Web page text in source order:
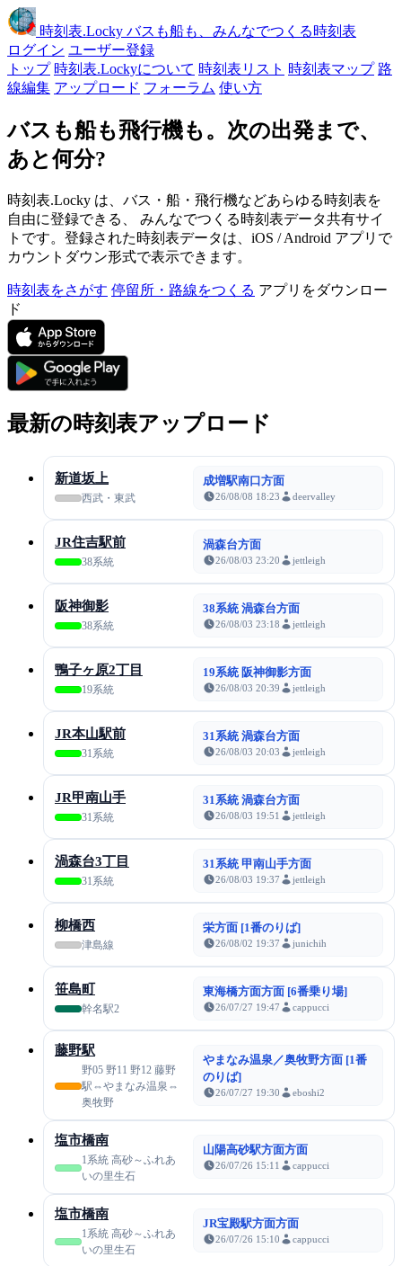
時刻表.Locky バスも船も、みんなでつくる時刻表
ログイン ユーザー登録
トップ 時刻表.Lockyについて 時刻表リスト 時刻表マップ 路
線編集 アップロード フォーラム 使い方
バスも船も飛行機も。次の出発まで、
あと何分?
時刻表.Locky は、バス・船・飛行機などあらゆる時刻表を
自由に登録できる、 みんなでつくる時刻表データ共有サイ
トです。登録された時刻表データは、iOS / Android アプリで
カウントダウン形式で表示できます。
時刻表をさがす 停留所・路線をつくる アプリをダウンロー
ド
最新の時刻表アップロード
新道坂上
西武・東武
成増駅南口方面
26/08/08 18:23 deervalley
JR住吉駅前
38系統
渦森台方面
26/08/03 23:20 jettleigh
阪神御影
38系統
38系統 渦森台方面
26/08/03 23:18 jettleigh
鴨子ヶ原2丁目
19系統
19系統 阪神御影方面
26/08/03 20:39 jettleigh
JR本山駅前
31系統
31系統 渦森台方面
26/08/03 20:03 jettleigh
JR甲南山手
31系統
31系統 渦森台方面
26/08/03 19:51 jettleigh
渦森台3丁目
31系統
31系統 甲南山手方面
26/08/03 19:37 jettleigh
柳橋西
津島線
栄方面 [1番のりば]
26/08/02 19:37 junichih
笹島町
幹名駅2
東海橋方面方面 [6番乗り場]
26/07/27 19:47 cappucci
藤野駅
野05 野11 野12 藤野
駅⇔やまなみ温泉⇔
奥牧野
やまなみ温泉／奥牧野方面 [1番
のりば]
26/07/27 19:30 eboshi2
塩市橋南
1系統 高砂～ふれあ
いの里生石
山陽高砂駅方面方面
26/07/26 15:11 cappucci
塩市橋南
1系統 高砂～ふれあ
いの里生石
JR宝殿駅方面方面
26/07/26 15:10 cappucci